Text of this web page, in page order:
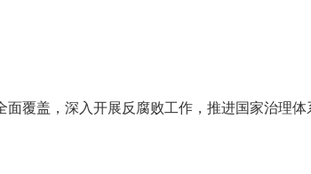
盖，深入开展反腐败工作，推进国家治理体